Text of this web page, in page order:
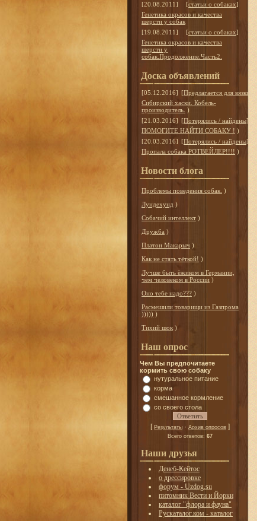
[20.08.2011]
[статьи о собаках]
Генетика окрасов и качества
шерсти у собак
[19.08.2011]
[статьи о собаках]
Генетика окрасов и качества
шерсти у
собак.Продолжение.Часть2.
Доска объявлений
[05.12.2016] [Предлагается для вязки
Сибирский хаски. Кобель-
производитель. )
[21.03.2016] [Потерялись / найдены]
ПОМОГИТЕ НАЙТИ СОБАКУ ! )
[20.03.2016] [Потерялись / найдены]
Пропала собака РОТВЕЙЛЕР!!!! )
Новости блога
Проблемы поведения собак. )
Лундехунд )
Собачий интеллект )
Дружба )
Платон Макарыч )
Как не стать тёткой! )
Лучше быть ёжиком в Германии,
чем человеком в России )
Оно тебе надо??? )
Расмешили товарищи из Газпрома
))))) )
Тихий шок )
Наш опрос
Чем Вы предпочитаете
кормить свою собаку
нутуральное питание
корма
смешанное кормление
со своего стола
[ Результаты · Архив опросов ]
Всего ответов: 67
Наши друзья
Денеб-Кейтос
о дрессировке
форум - Uzdog.su
питомник Вести и Йорки
каталог "флора и фауна"
Рускаталог.ком - каталог